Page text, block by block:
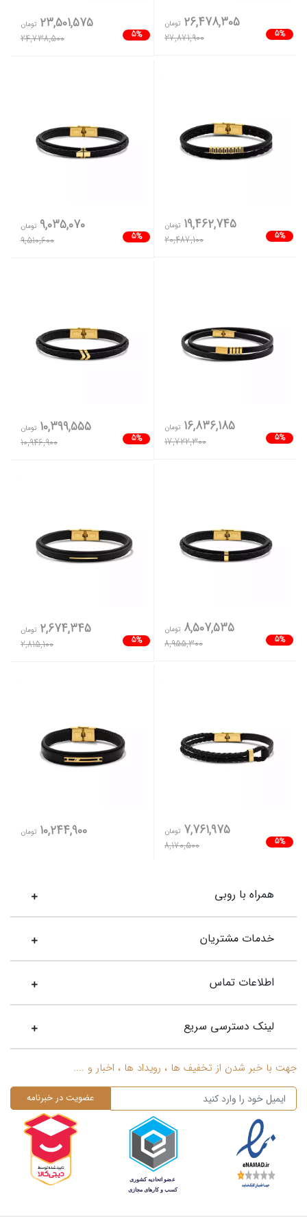
5%
26,478,305 تومان
27,871,900
5%
23,501,575 تومان
24,738,500
5%
19,462,745 تومان
20,487,100
5%
9,035,070 تومان
9,510,600
5%
16,836,185 تومان
17,722,300
5%
10,399,555 تومان
10,946,900
5%
8,507,535 تومان
8,955,300
5%
2,674,345 تومان
2,815,100
5%
7,761,975 تومان
8,170,500
10,244,900 تومان
همراه با روبی
خدمات مشتریان
اطلاعات تماس
لینک دسترسی سریع
جهت با خبر شدن از تخفیف ها ، رویداد ها ، اخبار و ....